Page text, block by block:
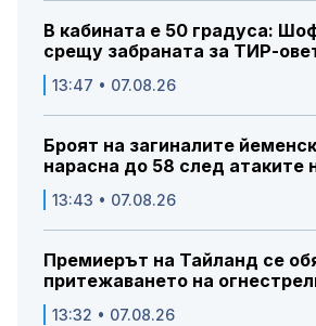
В кабината е 50 градуса:
срещу забраната за ТИР-
13:47 • 07.08.26
Броят на загиналите
нарасна до 58 след атаките
13:43 • 07.08.26
Премиерът на Тайланд се
притежаването на
13:32 • 07.08.26